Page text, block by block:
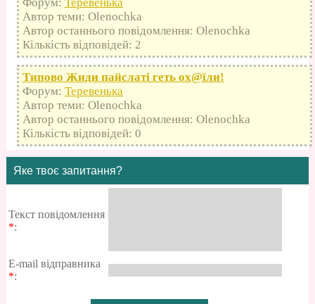
Автор теми: Olenochka
Автор останнього повідомлення: Olenochka
Кількість відповідей: 2
Типово Жиди пайслаті геть оx@їли!
Форум: Теревенька
Автор теми: Olenochka
Автор останнього повідомлення: Olenochka
Кількість відповідей: 0
Яке твоє запитання?
Текст повідомлення
*:
E-mail відправника
*: